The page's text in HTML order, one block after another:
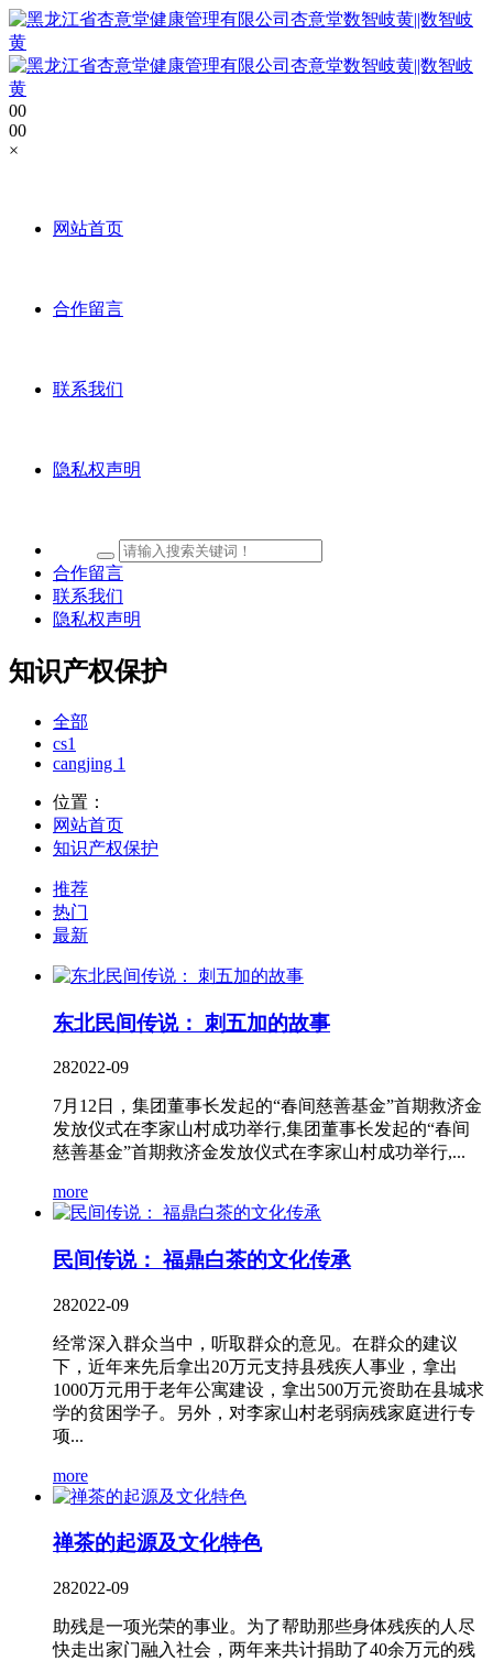
00
00
×
网站首页
合作留言
联系我们
隐私权声明
合作留言
联系我们
隐私权声明
知识产权保护
全部
cs1
cangjing 1
位置：
网站首页
知识产权保护
推荐
热门
最新
东北民间传说： 刺五加的故事
282022-09
7月12日，集团董事长发起的“春间慈善基金”首期救济金
发放仪式在李家山村成功举行,集团董事长发起的“春间
慈善基金”首期救济金发放仪式在李家山村成功举行,...
more
民间传说： 福鼎白茶的文化传承
282022-09
经常深入群众当中，听取群众的意见。在群众的建议
下，近年来先后拿出20万元支持县残疾人事业，拿出
1000万元用于老年公寓建设，拿出500万元资助在县城求
学的贫困学子。另外，对李家山村老弱病残家庭进行专
项...
more
禅茶的起源及文化特色
282022-09
助残是一项光荣的事业。为了帮助那些身体残疾的人尽
快走出家门融入社会，两年来共计捐助了40余万元的残